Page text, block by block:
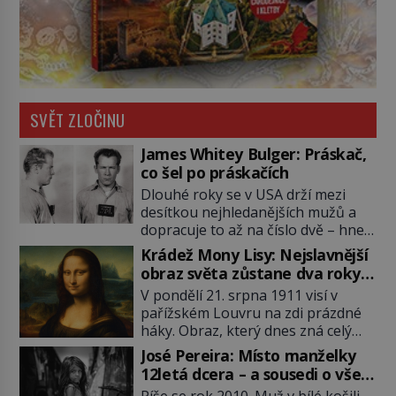
SVĚT ZLOČINU
James Whitey Bulger: Práskač,
co šel po práskačích
Dlouhé roky se v USA drží mezi
desítkou nejhledanějších mužů a
dopracuje to až na číslo dvě – hned
po Usámovi bin Ládinovi (1957–
2011). To je James „Whitey“ Bulger
(1929–2018) viněný ze spoluúčasti
na 19 vraždách, vydírání a lichvy. A
samozřejmě, krom toho je ještě
drogový dealer, který neváhá
odstranit z cesty všechny práskače,
zatímco […]
Krádež Mony Lisy: Nejslavnější
obraz světa zůstane dva roky
nezvěstný
V pondělí 21. srpna 1911 visí v
pařížském Louvru na zdi prázdné
háky. Obraz, který dnes zná celý
svět, je pryč. Zpočátku si nikdo
nemyslí, že jde o krádež.
Zaměstnanci jsou přesvědčeni, že
José Pereira: Místo manželky
12letá dcera – a sousedi o všem